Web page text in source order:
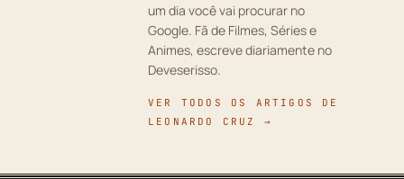
um dia você vai procurar no
Google. Fã de Filmes, Séries e
Animes, escreve diariamente no
Deveserisso.
VER TODOS OS ARTIGOS DE
LEONARDO CRUZ →